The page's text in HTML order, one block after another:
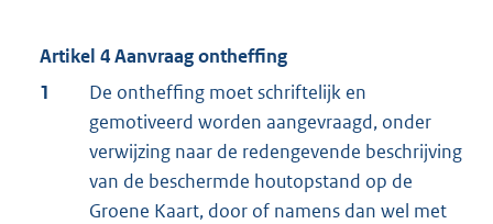
Artikel 4 Aanvraag ontheffing
1
De ontheffing moet schriftelijk en
gemotiveerd worden aangevraagd, onder
verwijzing naar de redengevende beschrijving
van de beschermde houtopstand op de
Groene Kaart, door of namens dan wel met